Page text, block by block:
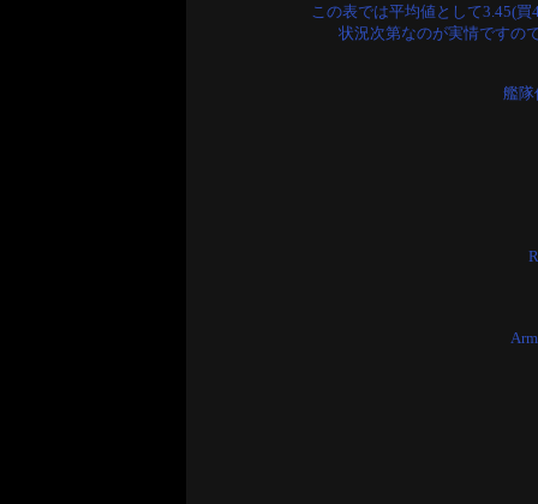
この表では平均値として3.45(
状況次第なのが実情ですの
艦隊